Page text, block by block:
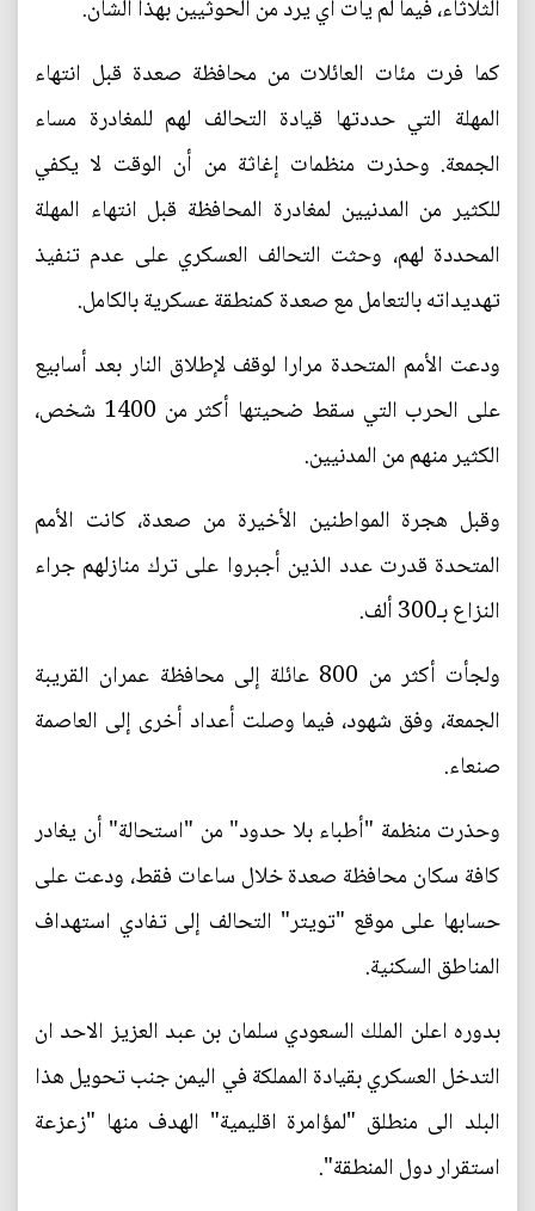
الثلاثاء، فيما لم يأت أي يرد من الحوثيين بهذا الشأن.
كما فرت مئات العائلات من محافظة صعدة قبل انتهاء
المهلة التي حددتها قيادة التحالف لهم للمغادرة مساء
الجمعة. وحذرت منظمات إغاثة من أن الوقت لا يكفي
للكثير من المدنيين لمغادرة المحافظة قبل انتهاء المهلة
المحددة لهم، وحثت التحالف العسكري على عدم تنفيذ
تهديداته بالتعامل مع صعدة كمنطقة عسكرية بالكامل.
ودعت الأمم المتحدة مرارا لوقف لإطلاق النار بعد أسابيع
على الحرب التي سقط ضحيتها أكثر من 1400 شخص،
الكثير منهم من المدنيين.
وقبل هجرة المواطنين الأخيرة من صعدة، كانت الأمم
المتحدة قدرت عدد الذين أجبروا على ترك منازلهم جراء
النزاع بـ300 ألف.
ولجأت أكثر من 800 عائلة إلى محافظة عمران القريبة
الجمعة، وفق شهود، فيما وصلت أعداد أخرى إلى العاصمة
صنعاء.
وحذرت منظمة "أطباء بلا حدود" من "استحالة" أن يغادر
كافة سكان محافظة صعدة خلال ساعات فقط، ودعت على
حسابها على موقع "تويتر" التحالف إلى تفادي استهداف
المناطق السكنية.
بدوره اعلن الملك السعودي سلمان بن عبد العزيز الاحد ان
التدخل العسكري بقيادة المملكة في اليمن جنب تحويل هذا
البلد الى منطلق "لمؤامرة اقليمية" الهدف منها "زعزعة
استقرار دول المنطقة".